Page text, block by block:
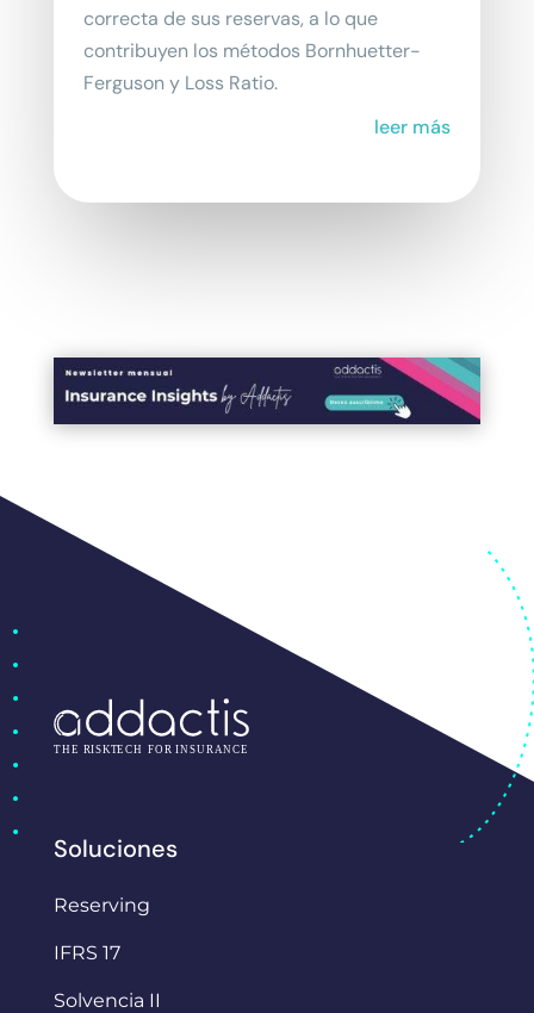
correcta de sus reservas, a lo que
contribuyen los métodos Bornhuetter-
Ferguson y Loss Ratio.
leer más
Soluciones
Reserving
IFRS 17
Solvencia II